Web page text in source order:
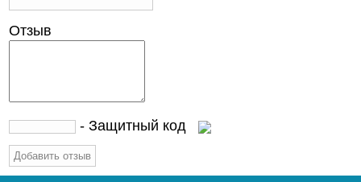
Отзыв
- Защитный код